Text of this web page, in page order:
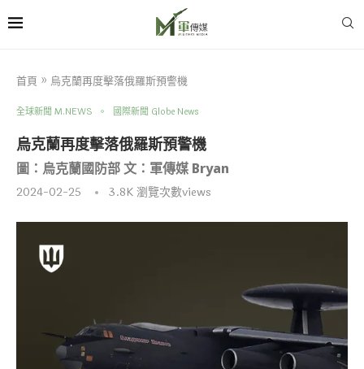
首頁 » 烏克蘭再度擊落俄羅斯預警機
全球新聞 M.NEWS 國際新聞 Globe News
烏克蘭再度擊落俄羅斯預警機
圖：烏克蘭國防部 文：軍傳媒 Bryan
2024-02-25 3.8K瀏覽次數views